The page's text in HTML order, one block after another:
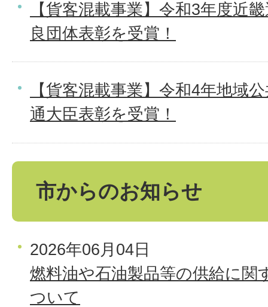
【貨客混載事業】令和3年度近
良団体表彰を受賞！
【貨客混載事業】令和4年地域
通大臣表彰を受賞！
市からのお知らせ
2026年06月04日
燃料油や石油製品等の供給に関
ついて